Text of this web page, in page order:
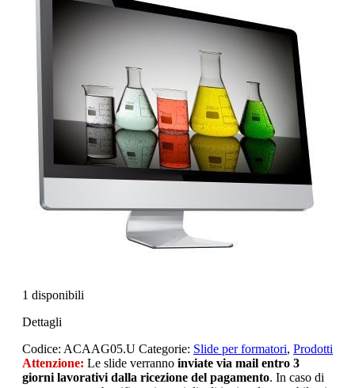
1 disponibili
Dettagli
Codice: ACAAG05.U Categorie: Slide per formatori, Prodotti
Attenzione: Le slide verranno inviate via mail entro 3
giorni lavorativi dalla ricezione del pagamento. In caso di